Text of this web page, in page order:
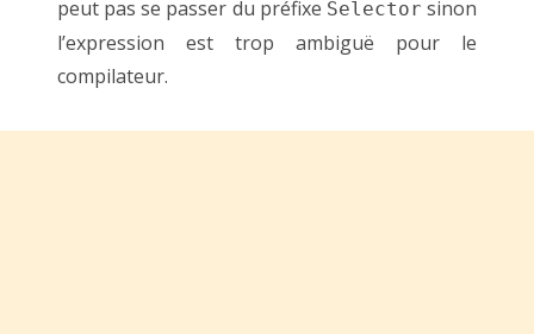
peut pas se passer du préfixe Selector sinon
l’expression est trop ambiguë pour le
compilateur.